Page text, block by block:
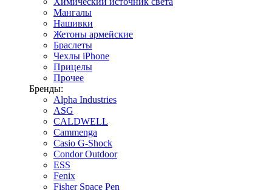
Мангалы
Нашивки
Жетоны армейские
Браслеты
Чехлы iPhone
Прицелы
Прочее
Бренды:
Alpha Industries
ASG
CALDWELL
Cammenga
Casio G-Shock
Condor Outdoor
ESS
Fenix
Fisher Space Pen